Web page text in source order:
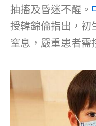
抽搐及昏迷不醒。
授韓錦倫指出，初
窒息，嚴重患者需